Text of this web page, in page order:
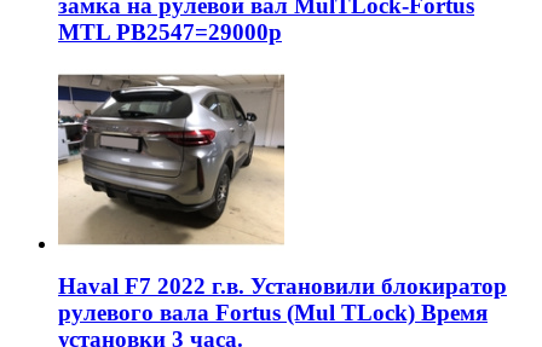
замка на рулевой вал MulTLock-Fortus
MTL РВ2547=29000р
Haval F7 2022 г.в. Установили блокиратор
рулевого вала Fortus (Mul TLock) Время
установки 3 часа.